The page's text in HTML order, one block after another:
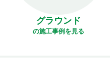
グラウンド
の施工事例を見る